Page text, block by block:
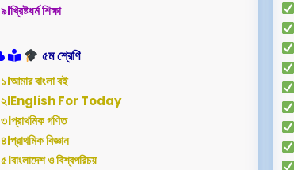
৯।খ্রিষ্টধর্ম শিক্ষা
৫ম শ্রেণি
১।আমার বাংলা বই
২।English For Today
৩।প্রাথমিক গণিত
৪।প্রাথমিক বিজ্ঞান
৫।বাংলাদেশ ও বিশ্বপরিচয়